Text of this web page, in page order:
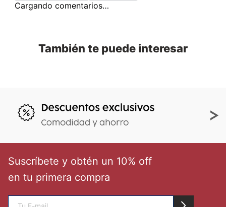
Cargando comentarios…
También te puede interesar
Suscríbete y obtén un 10% off
en tu primera compra